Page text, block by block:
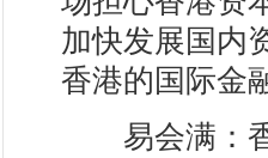
加快发展国内
香港的国际金
易会满：香